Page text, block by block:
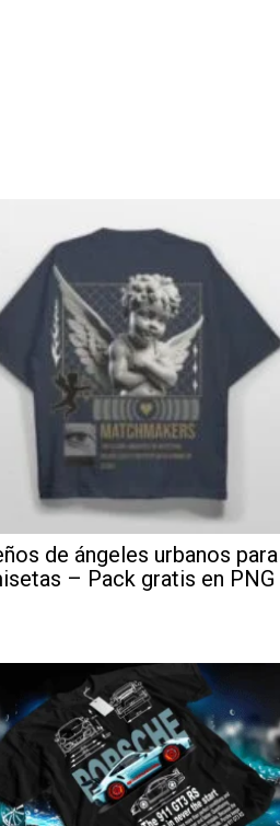
de ángeles urbanos para
– Pack gratis en PNG